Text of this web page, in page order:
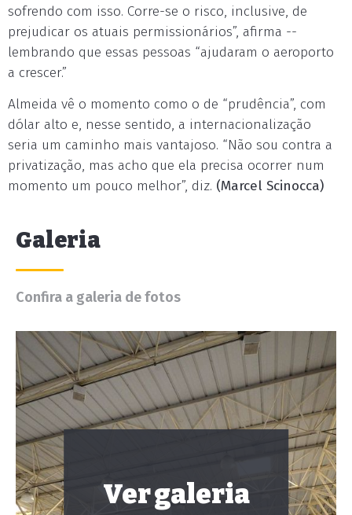
sofrendo com isso. Corre-se o risco, inclusive, de
prejudicar os atuais permissionários”, afirma --
lembrando que essas pessoas “ajudaram o aeroporto
a crescer.”
Almeida vê o momento como o de “prudência”, com
dólar alto e, nesse sentido, a internacionalização
seria um caminho mais vantajoso. “Não sou contra a
privatização, mas acho que ela precisa ocorrer num
momento um pouco melhor”, diz. (Marcel Scinocca)
Galeria
Confira a galeria de fotos
Ver galeria